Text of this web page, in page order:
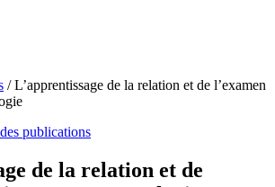
/L’apprentissage de la relation et de l’examen
publications
de la relation et de